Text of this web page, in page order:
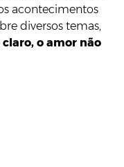
acontecimentos
diversos temas,
claro, o amor não